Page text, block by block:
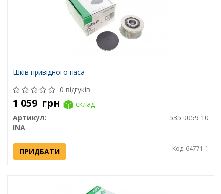
Шків привідного паса
0 відгуків
1 059 грн
склад
Артикул:
535 0059 10
INA
ПРИДБАТИ Код: 64771-1